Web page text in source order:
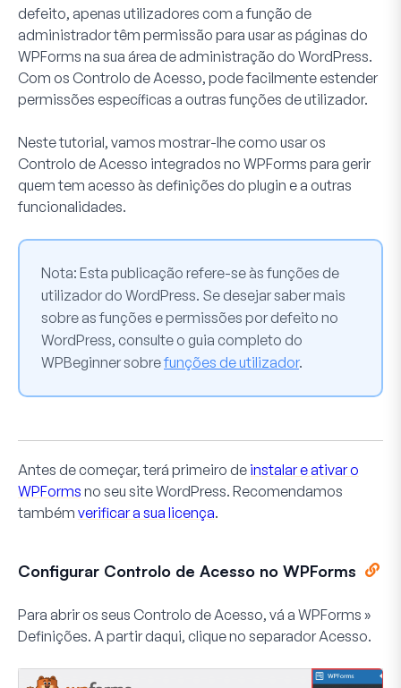
defeito, apenas utilizadores com a função de
administrador têm permissão para usar as páginas do
WPForms na sua área de administração do WordPress.
Com os Controlo de Acesso, pode facilmente estender
permissões específicas a outras funções de utilizador.
Neste tutorial, vamos mostrar-lhe como usar os
Controlo de Acesso integrados no WPForms para gerir
quem tem acesso às definições do plugin e a outras
funcionalidades.
Nota: Esta publicação refere-se às funções de
utilizador do WordPress. Se desejar saber mais
sobre as funções e permissões por defeito no
WordPress, consulte o guia completo do
WPBeginner sobrefunções de utilizador.
Antes de começar, terá primeiro de instalar e ativar o
WPForms no seu site WordPress. Recomendamos
também verificar a sua licença.
Configurar Controlo de Acesso no WPForms
Para abrir os seus Controlo de Acesso, vá a WPForms »
Definições. A partir daqui, clique no separador Acesso.